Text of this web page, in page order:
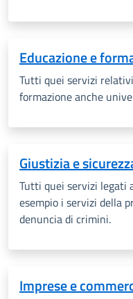
Educazione e
Tutti quei servizi
formazione anche
Giustizia e
Tutti quei servizi legati
esempio i servizi della
denuncia di crimini.
Imprese e